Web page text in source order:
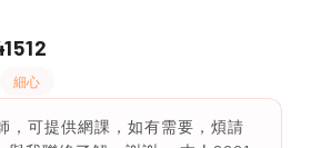
細心
，可提供網課，如有需要，煩請